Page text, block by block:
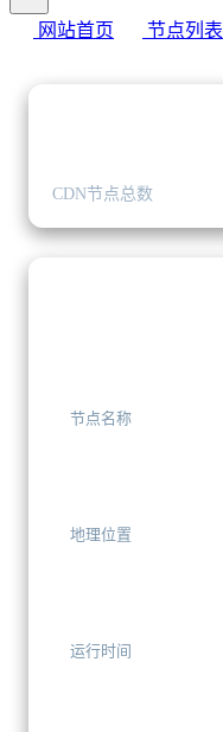
网站首页 节点列表
CDN节点总数
节点名称
地理位置
运行时间